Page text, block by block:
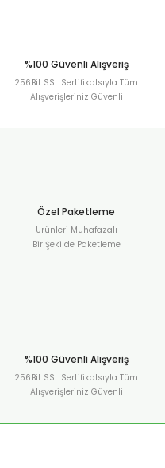
%100 Güvenli Alışveriş
256Bit SSL Sertifikalsıyla Tüm
Alışverişleriniz Güvenli
Özel Paketleme
Ürünleri Muhafazalı
Bir Şekilde Paketleme
%100 Güvenli Alışveriş
256Bit SSL Sertifikalsıyla Tüm
Alışverişleriniz Güvenli